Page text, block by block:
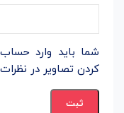
شما باید وارد
کردن تصاویر در